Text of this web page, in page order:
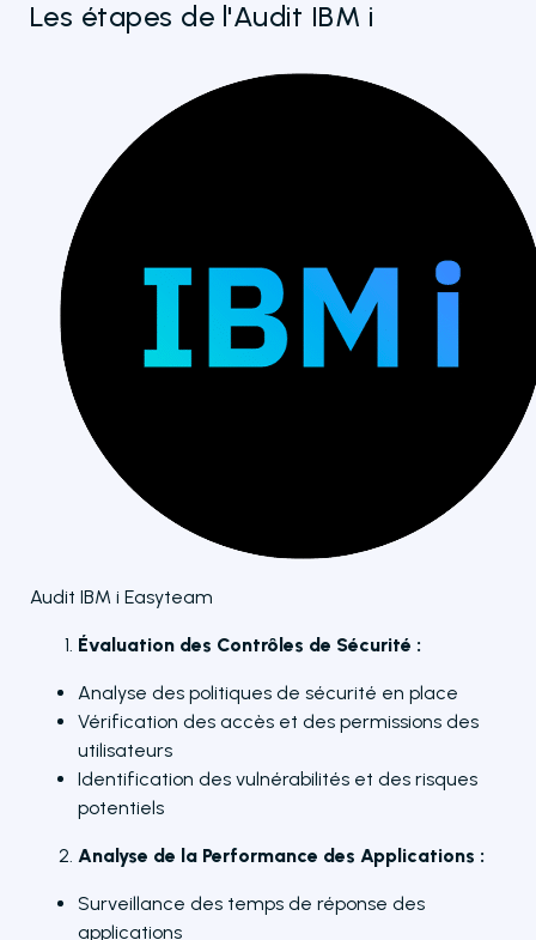
Les étapes de l'Audit IBM i
Audit IBM i Easyteam
Évaluation des Contrôles de Sécurité :
Analyse des politiques de sécurité en place
Vérification des accès et des permissions des
utilisateurs
Identification des vulnérabilités et des risques
potentiels
Analyse de la Performance des Applications :
Surveillance des temps de réponse des
applications